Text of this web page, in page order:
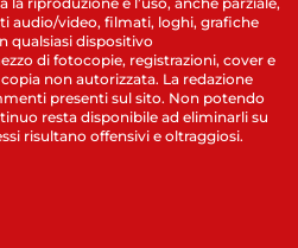
audio/video, filmati, loghi, grafiche
qualsiasi dispositivo
di fotocopie, registrazioni, cover e
non autorizzata. La redazione
presenti sul sito. Non potendo
resta disponibile ad eliminarli su
risultano offensivi e oltraggiosi.